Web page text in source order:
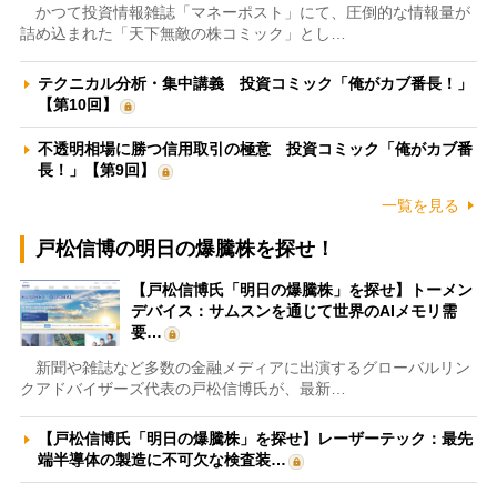
かつて投資情報雑誌「マネーポスト」にて、圧倒的な情報量が
詰め込まれた「天下無敵の株コミック」とし…
テクニカル分析・集中講義 投資コミック「俺がカブ番長！」
【第10回】
不透明相場に勝つ信用取引の極意 投資コミック「俺がカブ番
長！」【第9回】
一覧を見る
戸松信博の明日の爆騰株を探せ！
【戸松信博氏「明日の爆騰株」を探せ】トーメン
デバイス：サムスンを通じて世界のAIメモリ需
要…
新聞や雑誌など多数の金融メディアに出演するグローバルリン
クアドバイザーズ代表の戸松信博氏が、最新…
【戸松信博氏「明日の爆騰株」を探せ】レーザーテック：最先
端半導体の製造に不可欠な検査装…